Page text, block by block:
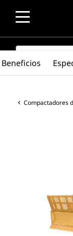
SEARCH
Compactadores
Beneficios